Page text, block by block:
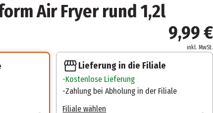
Air Fryer rund 1,2l
9,99 €
inkl. MwSt.
Lieferung in die Filiale
Kostenlose Lieferung
Zahlung bei Abholung in der Filiale
Filiale wählen